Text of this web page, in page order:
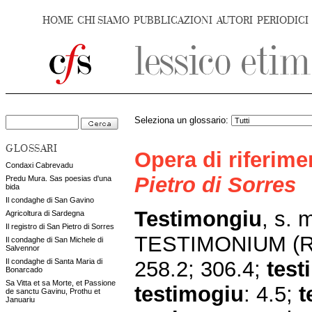
HOME CHI SIAMO PUBBLICAZIONI AUTORI PERIODICI
GLOSSARI
Condaxi Cabrevadu
Predu Mura. Sas poesias d'una
bida
Il condaghe di San Gavino
Agricoltura di Sardegna
Il registro di San Pietro di Sorres
Il condaghe di San Michele di
Salvennor
Il condaghe di Santa Maria di
Bonarcado
Sa Vitta et sa Morte, et Passione
de sanctu Gavinu, Prothu et
Januariu
Seleziona un glossario:
Opera di
Pietro di Sorres
Testimongiu, s.
TESTIMONIUM
258.2; 306.4;
testimogiu: 4.5;